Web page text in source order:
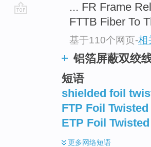
... FR Frame
FTTB Fiber To
基于110个网页-相
铝箔屏蔽双绞
短语
shielded foil
FTP Foil
ETP Foil
更多网络短语